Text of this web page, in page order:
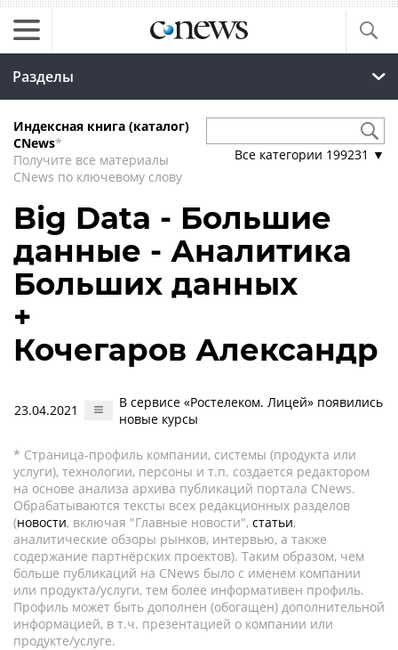
Разделы
Индексная книга (каталог)
CNews*
Получите все материалы
CNews по ключевому слову
Все категории 199231 ▼
Big Data - Большие
данные - Аналитика
Больших данных
+
Кочегаров Александр
23.04.2021
В сервисе «Ростелеком. Лицей» появились
новые курсы
* Страница-профиль компании, системы (продукта или
услуги), технологии, персоны и т.п. создается редактором
на основе анализа архива публикаций портала CNews.
Обрабатываются тексты всех редакционных разделов
(новости, включая "Главные новости", статьи,
аналитические обзоры рынков, интервью, а также
содержание партнёрских проектов). Таким образом, чем
больше публикаций на CNews было с именем компании
или продукта/услуги, тем более информативен профиль.
Профиль может быть дополнен (обогащен) дополнительной
информацией, в т.ч. презентацией о компании или
продукте/услуге.